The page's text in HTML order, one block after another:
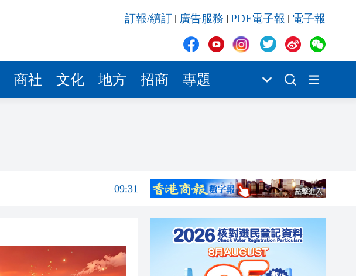
訂報/續訂 廣告服務 PDF電子報 電子報
商社 文化 地方 招商 專題
09:25
09:13
09:31
09:13